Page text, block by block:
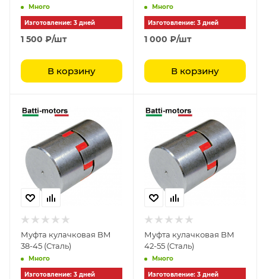
Много
Изготовление: 3 дней
1 500 ₽/шт
В корзину
Много
Изготовление: 3 дней
1 000 ₽/шт
В корзину
Муфта кулачковая BM
38-45 (Сталь)
Много
Изготовление: 3 дней
Муфта кулачковая BM
42-55 (Сталь)
Много
Изготовление: 3 дней